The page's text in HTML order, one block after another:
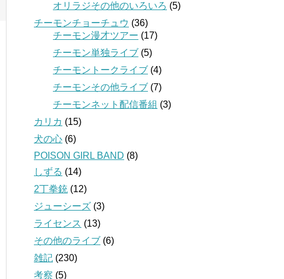
オリラジその他のいろいろ (5)
チーモンチョーチュウ (36)
チーモン漫才ツアー (17)
チーモン単独ライブ (5)
チーモントークライブ (4)
チーモンその他ライブ (7)
チーモンネット配信番組 (3)
カリカ (15)
犬の心 (6)
POISON GIRL BAND (8)
しずる (14)
2丁拳銃 (12)
ジューシーズ (3)
ライセンス (13)
その他のライブ (6)
雑記 (230)
考察 (5)